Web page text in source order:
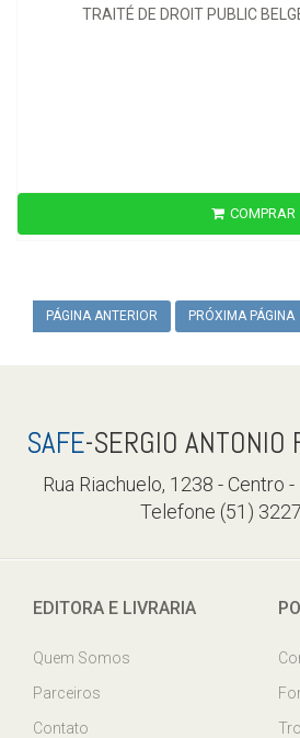
TRAITÉ DE DROIT PUBLIC
COMPRAR
PÁGINA ANTERIOR PRÓXIMA PÁGINA
SAFE-SERGIO ANTONIO
Rua Riachuelo, 1238 - Centro
Telefone (51)
EDITORA E LIVRARIA
Quem Somos
Parceiros
Contato